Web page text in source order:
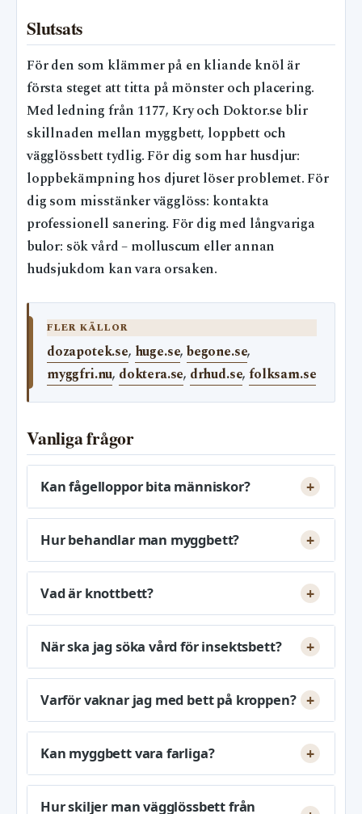
Slutsats
För den som klämmer på en kliande knöl är
första steget att titta på mönster och placering.
Med ledning från 1177, Kry och Doktor.se blir
skillnaden mellan myggbett, loppbett och
vägglössbett tydlig. För dig som har husdjur:
loppbekämpning hos djuret löser problemet. För
dig som misstänker vägglöss: kontakta
professionell sanering. För dig med långvariga
bulor: sök vård – molluscum eller annan
hudsjukdom kan vara orsaken.
FLER KÄLLOR
dozapotek.se, huge.se, begone.se,
myggfri.nu, doktera.se, drhud.se,folksam.se
Vanliga frågor
Kan fågelloppor bita människor?
Hur behandlar man myggbett?
Vad är knottbett?
När ska jag söka vård för insektsbett?
Varför vaknar jag med bett på kroppen?
Kan myggbett vara farliga?
Hur skiljer man vägglössbett från